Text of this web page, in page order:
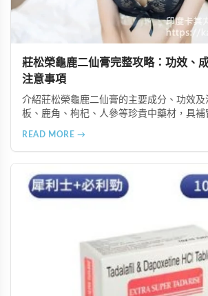
莊松榮龜鹿二仙膏完整攻略：功效、
注意事項
介紹莊松榮龜鹿二仙膏的主要成分、功效及
板、鹿角、枸杞、人參等珍貴中藥材，具
READ MORE →